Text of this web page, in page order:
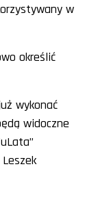
w
określić
wykonać
widoczne
Leszek